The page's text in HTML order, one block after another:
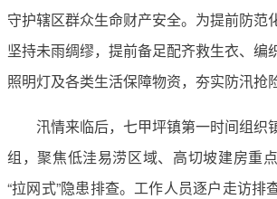
守护辖区群众生命财产安全。为提前防范
坚持未雨绸缪，提前备足配齐救生衣、编
照明灯及各类生活保障物资，夯实防汛抢
汛情来临后，七甲坪镇第一时间组织
组，聚焦低洼易涝区域、高切坡建房重
“拉网式”隐患排查。工作人员逐户走访排